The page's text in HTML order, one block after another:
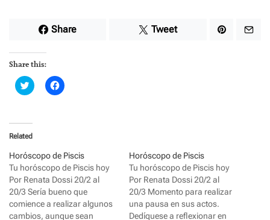
Share Tweet
Share this:
C
l
t
o
s
a
r
e
o
n
T
w
i
t
C
l
a
r
e
o
n
F
a
c
e
Related
Horóscopo de Piscis
Tu horóscopo de Piscis hoy
Por Renata Dossi 20/2 al
20/3 Sería bueno que
comience a realizar algunos
cambios, aunque sean
Horóscopo de Piscis
Tu horóscopo de Piscis hoy
Por Renata Dossi 20/2 al
20/3 Momento para realizar
una pausa en sus actos.
Dedíquese a reflexionar en